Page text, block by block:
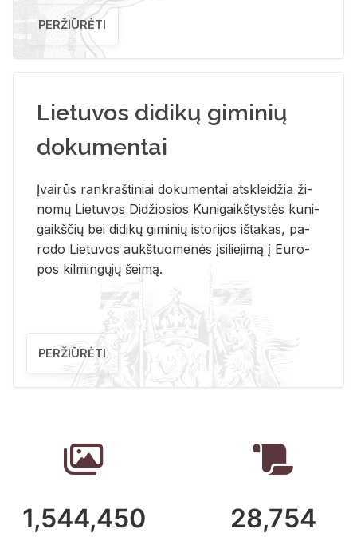
PERŽIŪRĖTI
Lietuvos didikų giminių
dokumentai
Įvai­rūs rank­raš­ti­niai do­ku­men­tai at­sklei­džia ži­
no­mų Lie­tu­vos Di­džio­sios Ku­ni­gaikš­tys­tės ku­ni­
gaikš­čių bei di­di­kų gi­mi­nių is­to­ri­jos iš­ta­kas, pa­
ro­do Lie­tu­vos aukš­tuo­me­nės įsi­lie­ji­mą į Eu­ro­
pos kil­min­gų­jų šei­mą.
PERŽIŪRĖTI
1,544,450 28,754